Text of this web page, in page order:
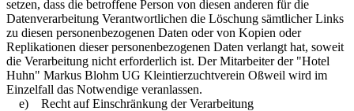
setzen, dass die betroffene Person von diesen anderen für die
Datenverarbeitung Verantwortlichen die Löschung sämtlicher Links
zu diesen personenbezogenen Daten oder von Kopien oder
Replikationen dieser personenbezogenen Daten verlangt hat, soweit
die Verarbeitung nicht erforderlich ist. Der Mitarbeiter der "Hotel
Huhn" Markus Blohm UG Kleintierzuchtverein Oßweil wird im
Einzelfall das Notwendige veranlassen.
e) Recht auf Einschränkung der Verarbeitung